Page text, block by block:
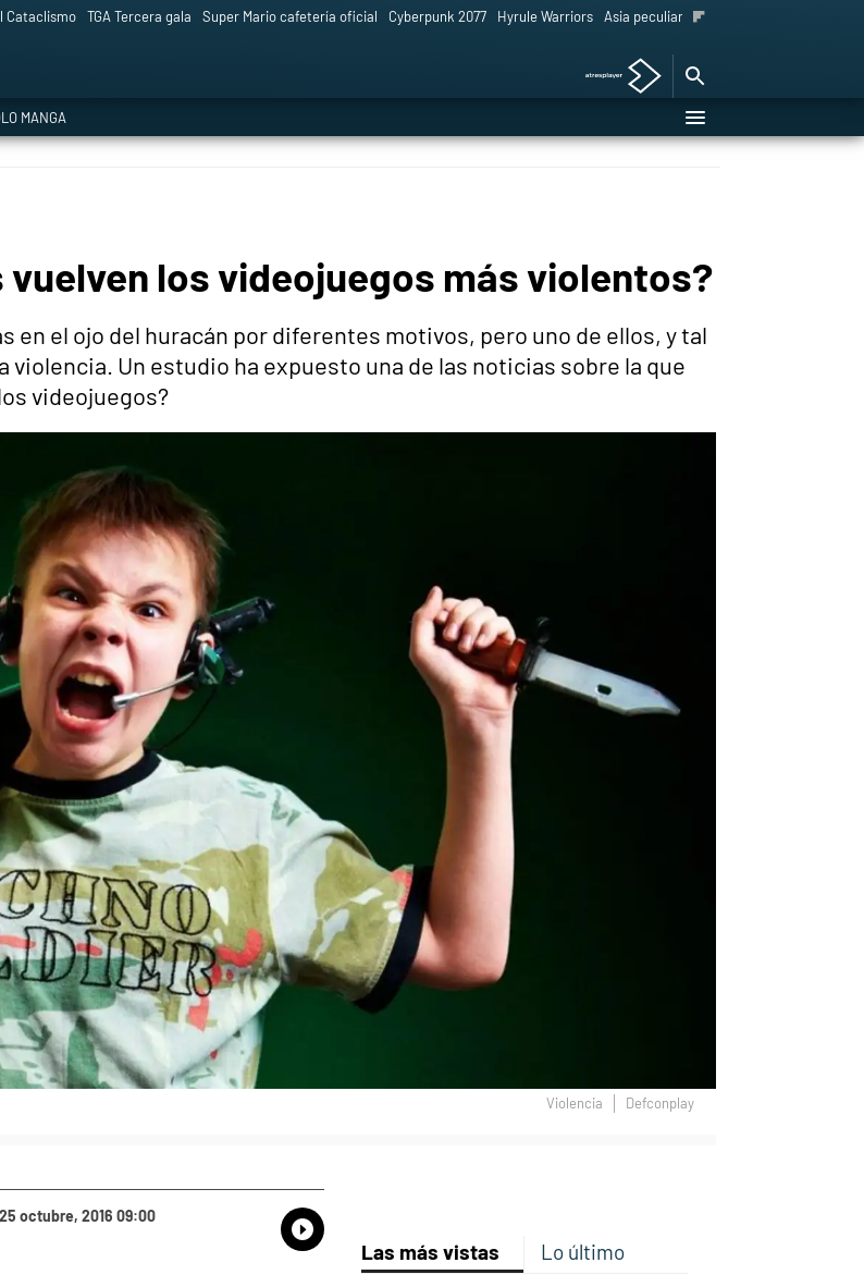
Cataclismo TGA Tercera gala Super Mario cafetería oficial Cyberpunk 2077 Hyrule Warriors Asia peculiar tradición
MANGA
los videojuegos más violentos?
en el ojo del huracán por diferentes motivos, pero uno de ellos, y tal
violencia. Un estudio ha expuesto una de las noticias sobre la que
videojuegos?
Violencia Defconplay
octubre, 2016 09:00
Whatsapp
Compartir
Las más vistas Lo último